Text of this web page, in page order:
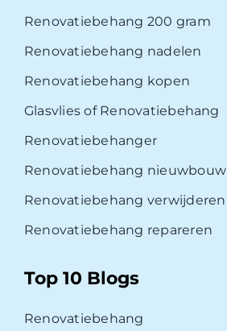
Renovatiebehang 200 gram
Renovatiebehang nadelen
Renovatiebehang kopen
Glasvlies of Renovatiebehang
Renovatiebehanger
Renovatiebehang nieuwbouw
Renovatiebehang verwijderen
Renovatiebehang repareren
Top 10 Blogs
Renovatiebehang